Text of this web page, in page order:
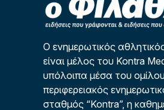
Ο ενημερωτικός
είναι μέλος του Kontra
υπόλοιπα μέσα του
περιφερειακός
σταθμός “Kontra”, η